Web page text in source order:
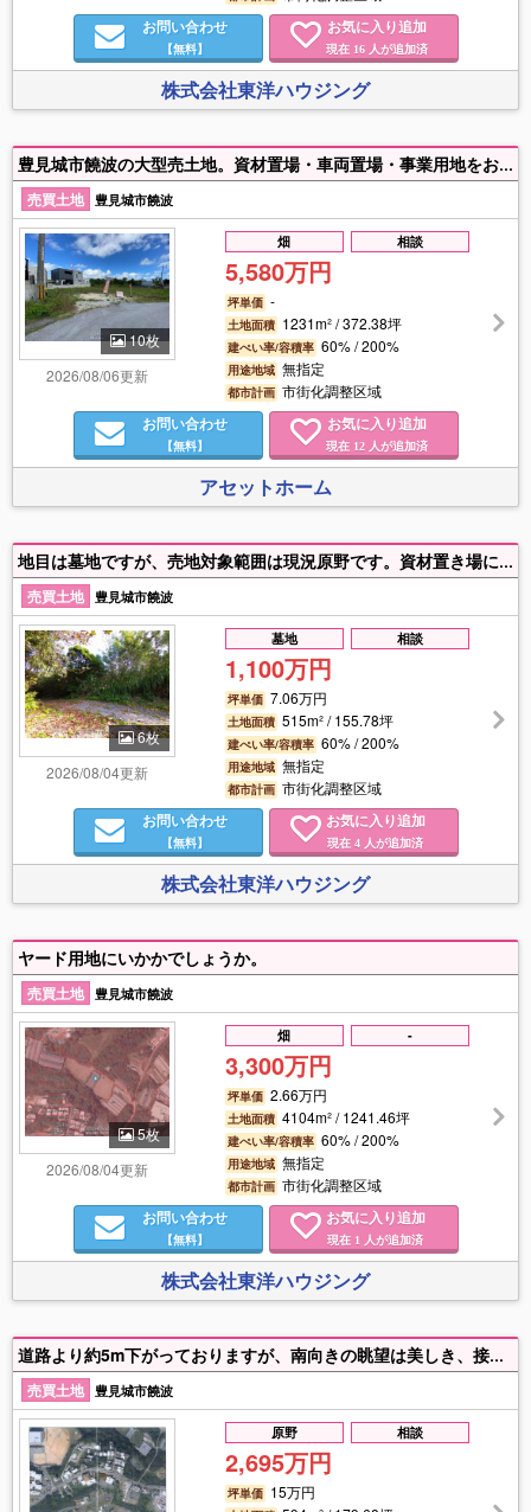
お問い合わせ
【無料】
お気に入り追加
現在 16人が追加済
株式会社東洋ハウジング
豊見城市饒波の大型売土地。資材置場・車両置場・事業用地をお探しの方へ。
売買土地
豊見城市饒波
10枚
2026/08/06更新
畑 相談
5,580万円
坪単価 -
土地面積 1231m² / 372.38坪
建ぺい率/容積率 60% / 200%
用途地域 無指定
都市計画 市街化調整区域
お問い合わせ
【無料】
お気に入り追加
現在 12人が追加済
アセットホーム
地目は墓地ですが、売地対象範囲は現況原野です。資材置き場にいかかでしょうか！
売買土地
豊見城市饒波
6枚
2026/08/04更新
墓地 相談
1,100万円
坪単価 7.06万円
土地面積 515m² / 155.78坪
建ぺい率/容積率 60% / 200%
用途地域 無指定
都市計画 市街化調整区域
お問い合わせ
【無料】
お気に入り追加
現在 4 人が追加済
株式会社東洋ハウジング
ヤード用地にいかかでしょうか。
売買土地 豊見城市饒波
5枚
2026/08/04更新
畑 -
3,300万円
坪単価 2.66万円
土地面積 4104m² / 1241.46坪
建ぺい率/容積率 60% / 200%
用途地域 無指定
都市計画 市街化調整区域
お問い合わせ
【無料】
お気に入り追加
現在 1 人が追加済
株式会社東洋ハウジング
道路より約5m下がっておりますが、南向きの眺望は美しき、接道も36mと間口広し、長嶺小・中学校まで徒歩4分、市街化調整区域なので建物建築は制限が有りますが、まずはご相談をどうぞ♪
売買土地
豊見城市饒波
原野 相談
2,695万円
坪単価 15万円